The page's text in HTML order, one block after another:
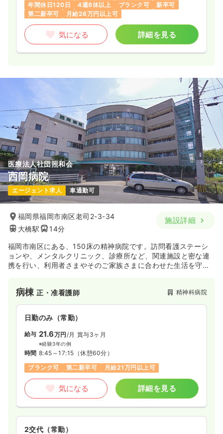
年間休日120日
4週8休以上 ブランク可
新卒可
第二新卒可
月給26万円以上可
気になる 詳細を見る
医療法人社団照和会
西岡病院
エージェント求人 車通勤可
福岡県福岡市南区老司2-3-34
大橋駅
14分
施設詳細
福岡市南区にある、150床の精神病院です。訪問看護ステーシ
ョンや、メンタルクリニック、診療所など、関連施設と密な連
携を行い、利用者さまやそのご家族さまに合わせた生活を守
病棟正・准看護師 精神科病院
日勤のみ（常勤）
給与 21.6万円/月 賞与3ヶ月
※経験3年の例
時間 8:45～17:15 （休憩60分）
ブランク可
第二新卒可 月給21万円以上可
気になる 詳細を見る
2交代（常勤）